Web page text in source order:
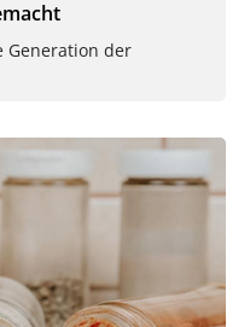
Generation der